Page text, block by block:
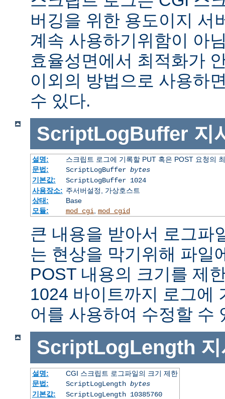
버깅을 위한 용도이지 서
계속 사용하기위함이 아
효율성면에서 최적화가
이외의 방법으로 사용하
수 있다.
ScriptLogBuffer 지
설명:
스크립트 로그에 기록할 PUT 혹은 POST 요청의
문법:
ScriptLogBuffer bytes
기본값:
ScriptLogBuffer 1024
사용장소: 주서버설정, 가상호스트
상태:
Base
모듈:
mod_cgi, mod_cgid
큰 내용을 받아서 로그파
는 현상을 막기위해 파일
POST 내용의 크기를 제
1024 바이트까지 로그에
어를 사용하여 수정할 수
ScriptLogLength
설명:
CGI 스크립트 로그파일의 크기 제한
문법:
ScriptLogLength bytes
기본값:
ScriptLogLength 10385760